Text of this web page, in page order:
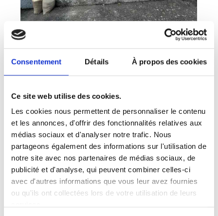
Consentement Détails À propos des cookies
Ce site web utilise des cookies.
Les cookies nous permettent de personnaliser le contenu
et les annonces, d'offrir des fonctionnalités relatives aux
médias sociaux et d'analyser notre trafic. Nous
partageons également des informations sur l'utilisation de
notre site avec nos partenaires de médias sociaux, de
publicité et d'analyse, qui peuvent combiner celles-ci
avec d'autres informations que vous leur avez fournies
ou qu'ils ont collectées lors de votre utilisation de leurs